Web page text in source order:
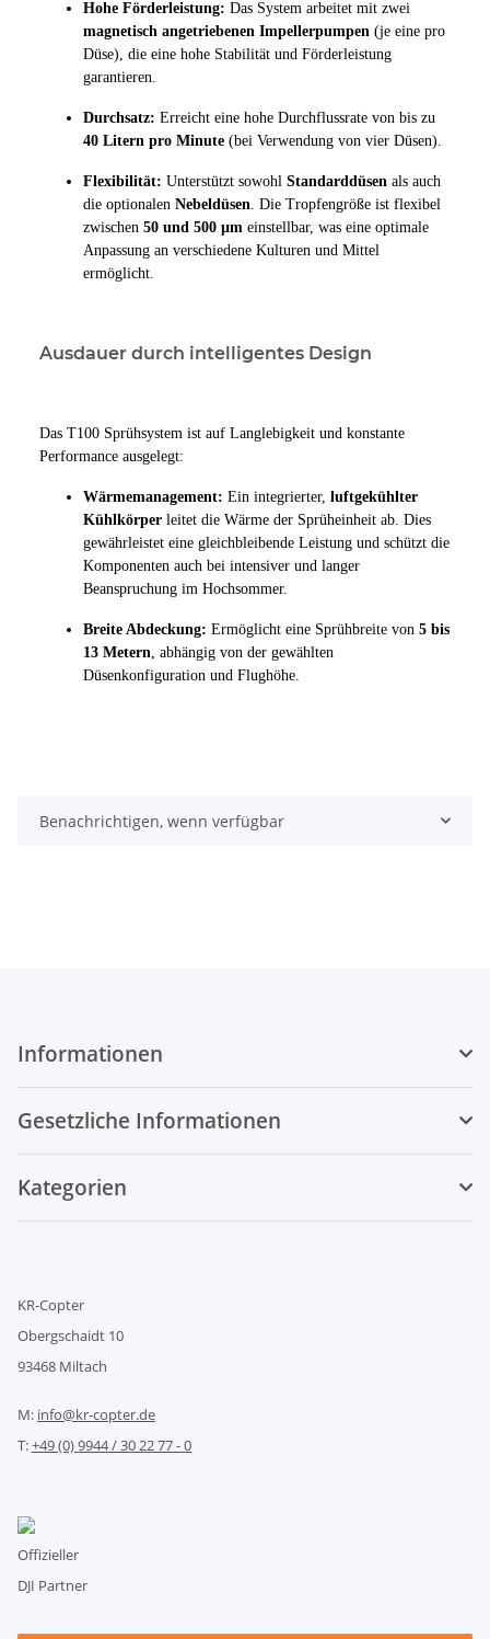
Hohe Förderleistung: Das System arbeitet mit zwei
magnetisch angetriebenen Impellerpumpen (je eine pro
Düse), die eine hohe Stabilität und Förderleistung
garantieren.
Durchsatz: Erreicht eine hohe Durchflussrate von bis zu
40 Litern pro Minute (bei Verwendung von vier Düsen).
Flexibilität: Unterstützt sowohl Standarddüsen als auch
die optionalen Nebeldüsen . Die Tropfengröße ist flexibel
zwischen 50 und 500 µm einstellbar, was eine optimale
Anpassung an verschiedene Kulturen und Mittel
ermöglicht.
Ausdauer durch intelligentes Design
Das T100 Sprühsystem ist auf Langlebigkeit und konstante
Performance ausgelegt:
Wärmemanagement: Ein integrierter, luftgekühlter
Kühlkörper leitet die Wärme der Sprüheinheit ab. Dies
gewährleistet eine gleichbleibende Leistung und schützt die
Komponenten auch bei intensiver und langer
Beanspruchung im Hochsommer.
Breite Abdeckung: Ermöglicht eine Sprühbreite von 5 bis
13 Metern , abhängig von der gewählten
Düsenkonfiguration und Flughöhe.
Benachrichtigen, wenn verfügbar
Informationen
Gesetzliche Informationen
Kategorien
KR-Copter
Obergschaidt 10
93468 Miltach
M: info@kr-copter.de
T:+49 (0) 9944 / 30 22 77 - 0
Offizieller
DJI Partner